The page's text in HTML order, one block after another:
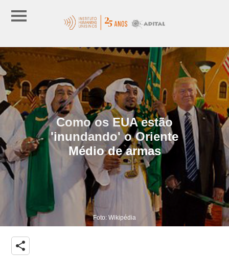
Como os EUA estão
'inundando' o Oriente
Médio de armas
Foto: Wikipédia
share